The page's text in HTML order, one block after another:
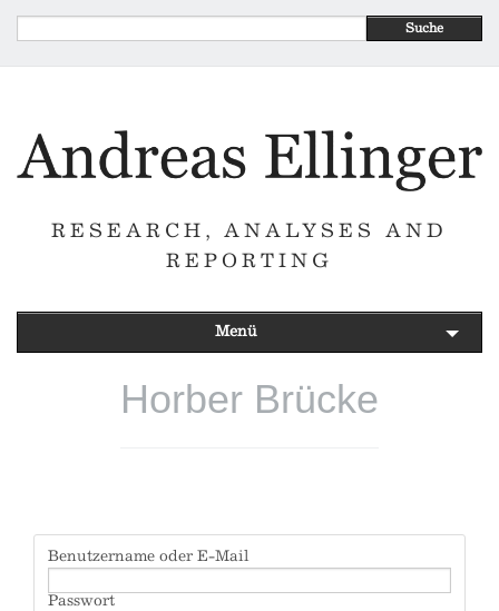
Suche
RESEARCH, ANALYSES AND
REPORTING
Menü
Horber Brücke
Benutzername oder E-Mail
Passwort